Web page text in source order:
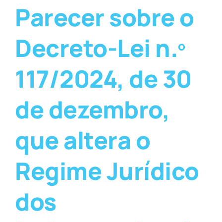
Parecer sobre o
Decreto-Lei n.º
117/2024, de 30
de dezembro,
que altera o
Regime Jurídico
dos